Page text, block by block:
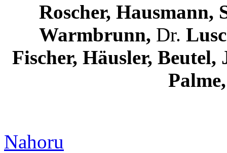
Roscher, Hausmann,
Warmbrunn, Dr.
Fischer, Häusler,
Nahoru